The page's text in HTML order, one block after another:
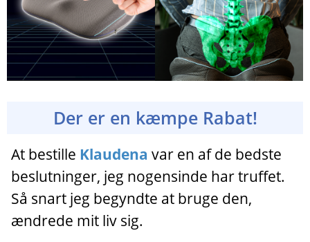
Der er en kæmpe Rabat!
At bestille Klaudena var en af de bedste
beslutninger, jeg nogensinde har truffet.
Så snart jeg begyndte at bruge den,
ændrede mit liv sig.